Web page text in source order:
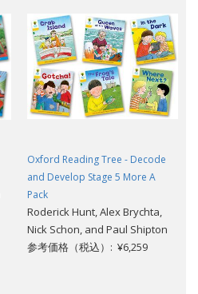
Oxford Reading Tree - Decode
and Develop Stage 5 More A
Pack
Roderick Hunt, Alex Brychta,
Nick Schon, and Paul Shipton
参考価格（税込）: ¥6,259